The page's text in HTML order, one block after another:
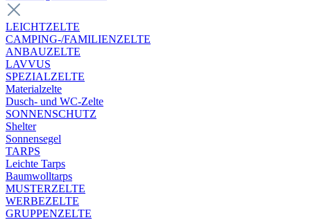
LEICHTZELTE
CAMPING-/FAMILIENZELTE
ANBAUZELTE
LAVVUS
SPEZIALZELTE
Materialzelte
Dusch- und WC-Zelte
SONNENSCHUTZ
Shelter
Sonnensegel
TARPS
Leichte Tarps
Baumwolltarps
MUSTERZELTE
WERBEZELTE
GRUPPENZELTE